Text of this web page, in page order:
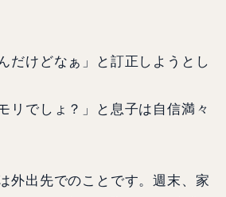
だけどなぁ」と訂正しようとし
リでしょ？」と息子は自信満々
外出先でのことです。週末、家